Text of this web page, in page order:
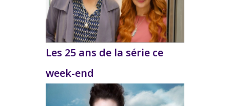
Les 25 ans de la série ce
week-end